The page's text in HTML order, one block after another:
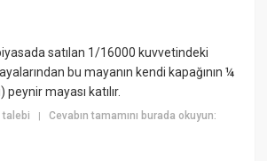
satılan 1/16000 kuvvetindeki
bu mayanın kendi kapağının ¼
mayası katılır.
talebi |Cevabın tamamını burada okuyun: